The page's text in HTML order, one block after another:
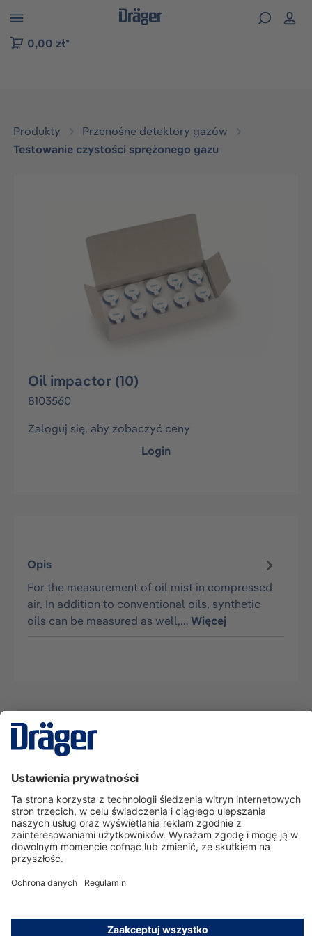
do nawigacji na platformie B2B
0,00 zł*
Produkty
Przenośne detektory gazów
Testowanie czystości sprężonego gazu
Oil impactor (10)
8103560
Zaloguj się, aby zobaczyć ceny
Login
Opis
For the measurement of oil mist in compressed
air. In addition to conventional oils, synthetic
oils can be measured as well,…Więcej
Serwisowa linia hotline
O nas
Korzystanie ze sklepu